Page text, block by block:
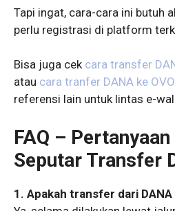
Tapi ingat, cara-cara ini butuh
perlu registrasi di platform
Bisa juga cek cara transfer
atau cara tranfer DANA ke
referensi lain untuk lintas e-
FAQ –
Seputar Transfer
1. Apakah transfer dari DANA